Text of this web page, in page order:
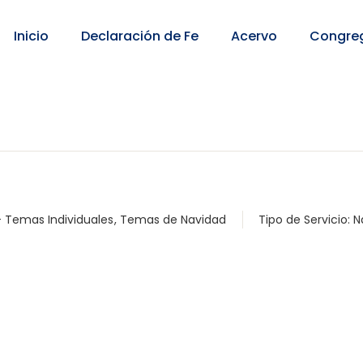
Inicio Declaración de Fe Acervo
Individuales, Temas de Navidad Tipo de Servicio: